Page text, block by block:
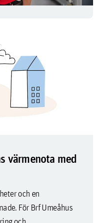
värmenota med
och en
För Brf Umeåhus